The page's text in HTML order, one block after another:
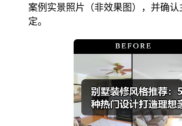
案例实景照片（非效果图），并确认
定。